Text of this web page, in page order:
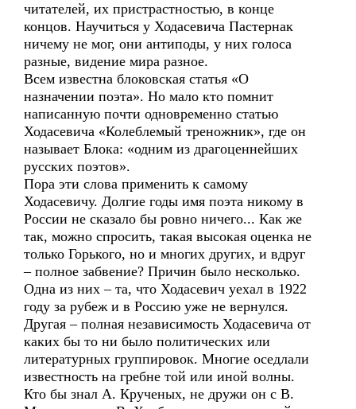
читателей, их пристрастностью, в конце
концов. Научиться у Ходасевича Пастернак
ничему не мог, они антиподы, у них голоса
разные, видение мира разное.
Всем известна блоковская статья «О
назначении поэта». Но мало кто помнит
написанную почти одновременно статью
Ходасевича «Колеблемый треножник», где он
называет Блока: «одним из драгоценнейших
русских поэтов».
Пора эти слова применить к самому
Ходасевичу. Долгие годы имя поэта никому в
России не сказало бы ровно ничего... Как же
так, можно спросить, такая высокая оценка не
только Горького, но и многих других, и вдруг
– полное забвение? Причин было несколько.
Одна из них – та, что Ходасевич уехал в 1922
году за рубеж и в Россию уже не вернулся.
Другая – полная независимость Ходасевича от
каких бы то ни было политических или
литературных группировок. Многие оседлали
известность на гребне той или иной волны.
Кто бы знал А. Крученых, не дружи он с В.